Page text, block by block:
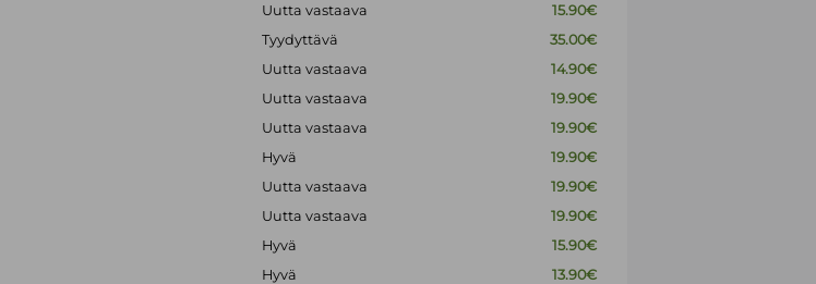
Uutta vastaava
15.90€
Tyydyttävä
35.00€
Uutta vastaava
14.90€
Uutta vastaava
19.90€
Uutta vastaava
19.90€
Hyvä
19.90€
Uutta vastaava
19.90€
Uutta vastaava
19.90€
Hyvä
15.90€
Hyvä
13.90€